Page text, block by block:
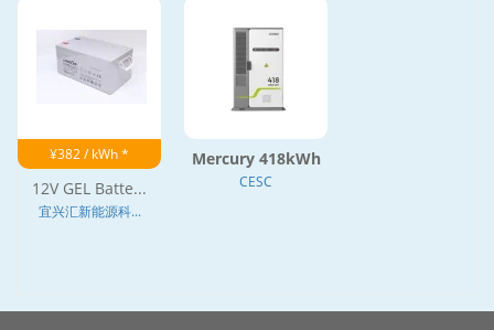
¥382 / kWh *
12V GEL Batte...
宜兴汇新能源科...
Mercury 418kWh
CESC